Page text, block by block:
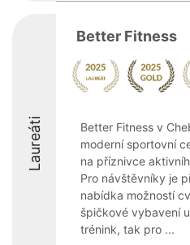
Laureáti
Better Fitness
Better Fitness v
moderní sportovní
na příznivce
Pro návštěvníky je
nabídka možností
špičkové vybavení
trénink, tak pro ...